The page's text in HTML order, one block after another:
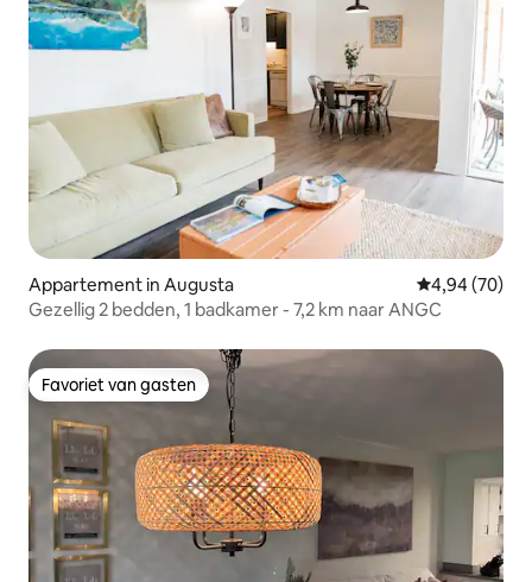
Appartement in Augusta Gemiddelde
4,94 (70)
Gezellig 2 bedden, 1 badkamer - 7,2 km naar ANGC
Favoriet van gasten
Favoriet van gasten